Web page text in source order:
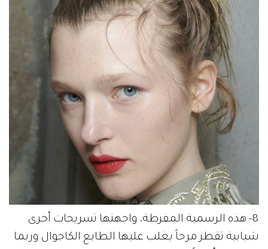
8- هذه الرسمية المفرطة، واجهتها تسريحات أخرى
شبابية تقطر مرحاً يغلب عليها الطابع الكاجوال وربما